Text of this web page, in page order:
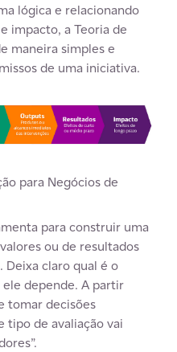
lógica e relacionando
impacto, a Teoria de
maneira simples e
de uma iniciativa.
para Negócios de
para construir uma
ou de resultados
Deixa claro qual é o
depende. A partir
tomar decisões
tipo de avaliação vai